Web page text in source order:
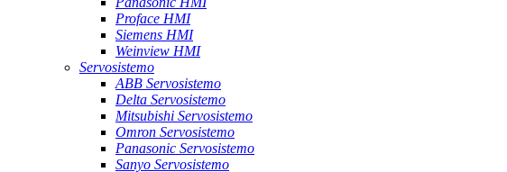
Proface HMI
Siemens HMI
Weinview HMI
Servosistemo
ABB Servosistemo
Delta Servosistemo
Mitsubishi Servosistemo
Omron Servosistemo
Panasonic Servosistemo
Sanyo Servosistemo